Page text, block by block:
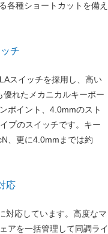
各種ショートカットを備え
チ
スイッチを採用し、高い
れたメカニカルキーボー
ポイント、4.0mmのスト
プのスイッチです。キー
、更に4.0mmまでは約
応
対応しています。高度なマ
アを一括管理して同調ライ